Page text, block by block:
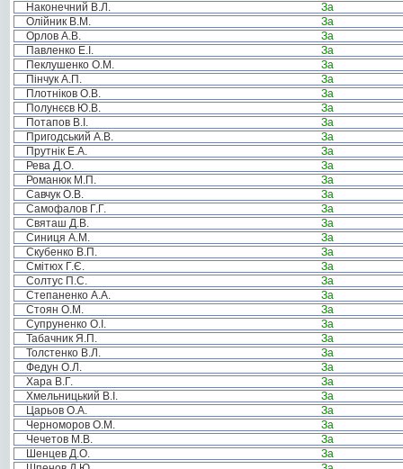
Наконечний В.Л.
За
Олійник В.М.
За
Орлов А.В.
За
Павленко Е.І.
За
Пеклушенко О.М.
За
Пінчук А.П.
За
Плотніков О.В.
За
Полунєєв Ю.В.
За
Потапов В.І.
За
Пригодський А.В.
За
Прутнік Е.А.
За
Рева Д.О.
За
Романюк М.П.
За
Савчук О.В.
За
Самофалов Г.Г.
За
Святаш Д.В.
За
Синиця А.М.
За
Скубенко В.П.
За
Смітюх Г.Є.
За
Солтус П.С.
За
Степаненко А.А.
За
Стоян О.М.
За
Супруненко О.І.
За
Табачник Я.П.
За
Толстенко В.Л.
За
Федун О.Л.
За
Хара В.Г.
За
Хмельницький В.І.
За
Царьов О.А.
За
Черноморов О.М.
За
Чечетов М.В.
За
Шенцев Д.О.
За